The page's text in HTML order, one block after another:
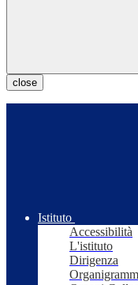
close
Istituto
Accessibilità
L'istituto
Dirigenza